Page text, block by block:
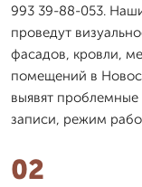
993 39-88-053.
проведут
фасадов, кровли,
помещений в
выявят
записи, режим
02